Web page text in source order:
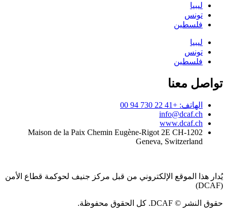
ليبيا
تونس
فلسطين
ليبيا
تونس
فلسطين
تواصل معنا
الهاتف: +41 22 730 94 00
info@dcaf.ch
www.dcaf.ch
Maison de la Paix Chemin Eugène-Rigot 2E CH-1202
Geneva, Switzerland
يُدار هذا الموقع الإلكتروني من قبل مركز جنيف لحوكمة قطاع الأمن
(DCAF)
حقوق النشر © DCAF. كل الحقوق محفوظة.